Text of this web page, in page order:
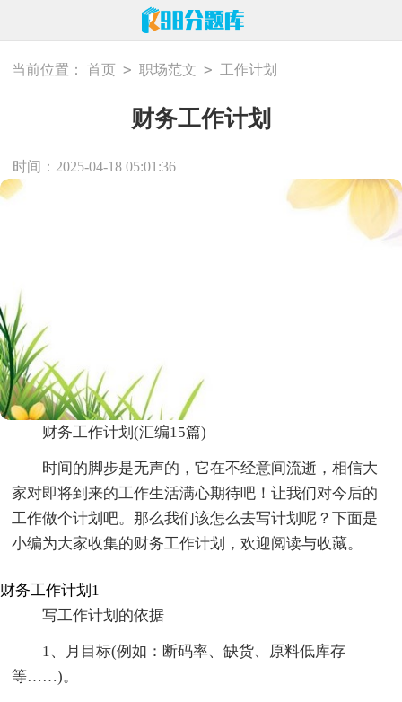
当前位置： 首页 > 职场范文 > 工作计划
财务工作计划
时间：2025-04-18 05:01:36
财务工作计划(汇编15篇)
时间的脚步是无声的，它在不经意间流逝，相信大
家对即将到来的工作生活满心期待吧！让我们对今后的
工作做个计划吧。那么我们该怎么去写计划呢？下面是
小编为大家收集的财务工作计划，欢迎阅读与收藏。
财务工作计划1
写工作计划的依据
1、月目标(例如：断码率、缺货、原料低库存
等……)。